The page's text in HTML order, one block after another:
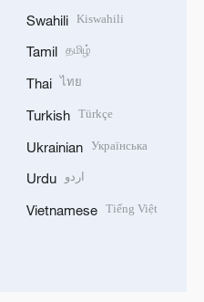
Swahili Kiswahili
Tamil தமிழ்
Thai ไทย
Turkish Türkçe
Ukrainian Українська
Urdu اردو
Vietnamese Tiếng Việt